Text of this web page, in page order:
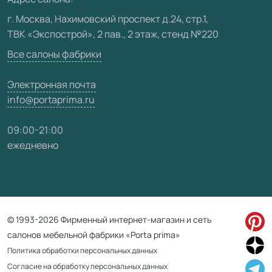
Видео
Карта сайта
г. Москва, Нахимовский проспект д.24, стр.1,
ТВК «Экспострой», 2 пав., 2 этаж, стенд №220
Все салоны фабрики
Электронная почта
info@portaprima.ru
09:00-21:00
ежедневно
© 1993-2026 Фирменный интернет-магазин и сеть
салонов мебельной фабрики «Porta prima»
Политика обработки персональных данных
Согласие на обработку персональных данных